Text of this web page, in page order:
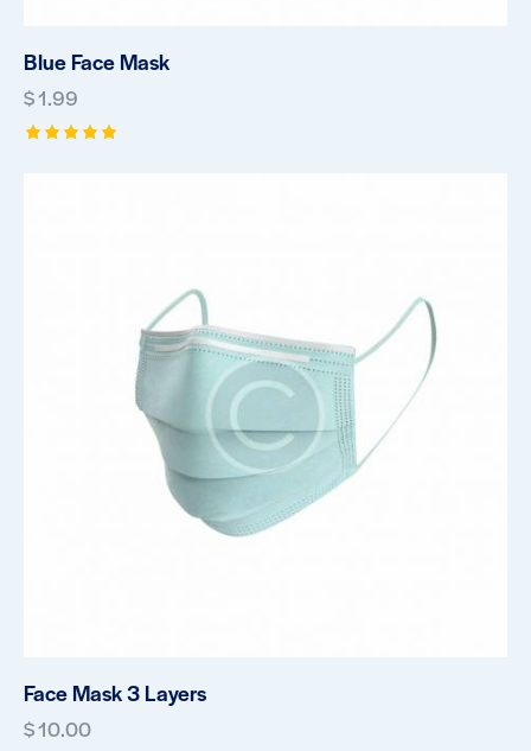
Blue Face Mask
$1.99
Face Mask 3 Layers
$10.00